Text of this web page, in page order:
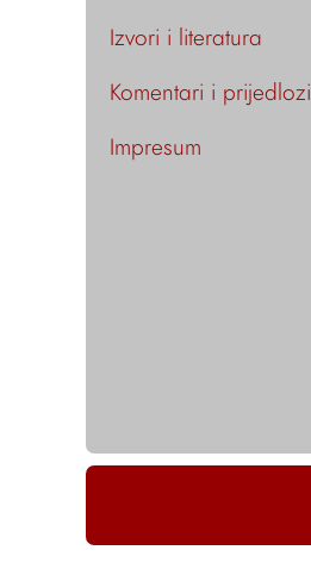
Izvori i literatura
Komentari i prijedlozi
Impresum